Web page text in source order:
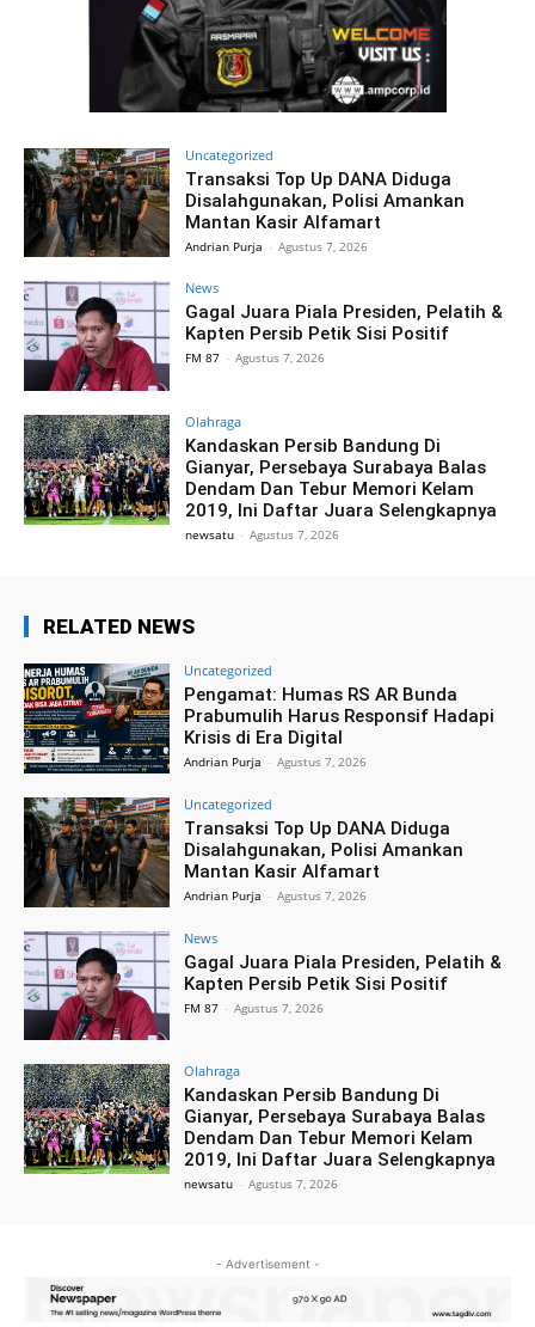
Uncategorized
Transaksi Top Up DANA Diduga
Disalahgunakan, Polisi Amankan
Mantan Kasir Alfamart
Andrian Purja - Agustus 7, 2026
News
Gagal Juara Piala Presiden, Pelatih &
Kapten Persib Petik Sisi Positif
FM 87 - Agustus 7, 2026
Olahraga
Kandaskan Persib Bandung Di
Gianyar, Persebaya Surabaya Balas
Dendam Dan Tebur Memori Kelam
2019, Ini Daftar Juara Selengkapnya
newsatu - Agustus 7, 2026
RELATED NEWS
Uncategorized
Pengamat: Humas RS AR Bunda
Prabumulih Harus Responsif Hadapi
Krisis di Era Digital
Andrian Purja - Agustus 7, 2026
Uncategorized
Transaksi Top Up DANA Diduga
Disalahgunakan, Polisi Amankan
Mantan Kasir Alfamart
Andrian Purja - Agustus 7, 2026
News
Gagal Juara Piala Presiden, Pelatih &
Kapten Persib Petik Sisi Positif
FM 87 - Agustus 7, 2026
Olahraga
Kandaskan Persib Bandung Di
Gianyar, Persebaya Surabaya Balas
Dendam Dan Tebur Memori Kelam
2019, Ini Daftar Juara Selengkapnya
newsatu - Agustus 7, 2026
- Advertisement -